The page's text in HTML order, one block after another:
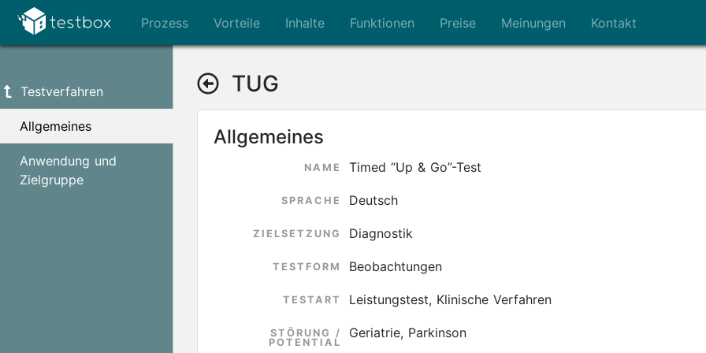
Prozess Vorteile Inhalte Funktionen Preise Meinungen Kontakt
Testverfahren
Allgemeines
Anwendung und
Zielgruppe
TUG
Allgemeines
NAME Timed “Up & Go”-Test
SPRACHE Deutsch
ZIELSETZUNG Diagnostik
TESTFORM Beobachtungen
TESTART Leistungstest, Klinische Verfahren
STÖRUNG /
POTENTIAL
Geriatrie, Parkinson